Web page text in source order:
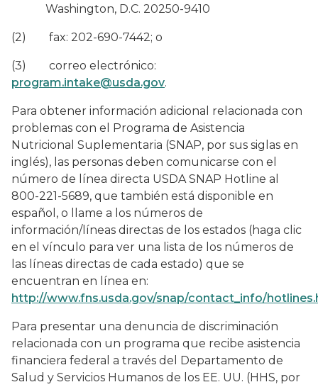
Washington, D.C. 20250-9410
(2) fax: 202-690-7442; o
(3) correo electrónico:
program.intake@usda.gov.
Para obtener información adicional relacionada con
problemas con el Programa de Asistencia
Nutricional Suplementaria (SNAP, por sus siglas en
inglés), las personas deben comunicarse con el
número de línea directa USDA SNAP Hotline al
800-221-5689, que también está disponible en
español, o llame a los números de
información/líneas directas de los estados (haga clic
en el vínculo para ver una lista de los números de
las líneas directas de cada estado) que se
encuentran en línea en:
http://www.fns.usda.gov/snap/contact_info/
Para presentar una denuncia de discriminación
relacionada con un programa que recibe asistencia
financiera federal a través del Departamento de
Salud y Servicios Humanos de los EE. UU. (HHS, por